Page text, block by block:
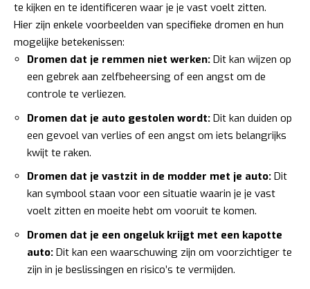
te kijken en te identificeren waar je je vast voelt zitten.
Hier zijn enkele voorbeelden van specifieke dromen en hun
mogelijke betekenissen:
Dromen dat je remmen niet werken: Dit kan wijzen op
een gebrek aan zelfbeheersing of een angst om de
controle te verliezen.
Dromen dat je auto gestolen wordt: Dit kan duiden op
een gevoel van verlies of een angst om iets belangrijks
kwijt te raken.
Dromen dat je vastzit in de modder met je auto: Dit
kan symbool staan voor een situatie waarin je je vast
voelt zitten en moeite hebt om vooruit te komen.
Dromen dat je een ongeluk krijgt met een kapotte
auto: Dit kan een waarschuwing zijn om voorzichtiger te
zijn in je beslissingen en risico’s te vermijden.